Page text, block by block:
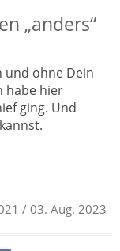
„anders“
und ohne Dein
habe hier
ging. Und
/ 03. Aug. 2023